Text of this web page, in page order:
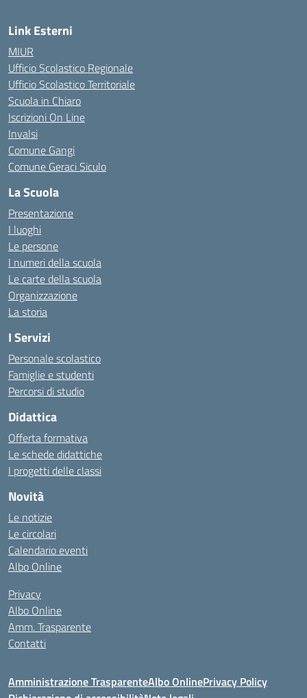
Link Esterni
MIUR
Ufficio Scolastico Regionale
Ufficio Scolastico Territoriale
Scuola in Chiaro
Iscrizioni On Line
Invalsi
Comune Gangi
Comune Geraci Siculo
La Scuola
Presentazione
I luoghi
Le persone
I numeri della scuola
Le carte della scuola
Organizzazione
La storia
I Servizi
Personale scolastico
Famiglie e studenti
Percorsi di studio
Didattica
Offerta formativa
Le schede didattiche
I progetti delle classi
Novità
Le notizie
Le circolari
Calendario eventi
Albo Online
Privacy
Albo Online
Amm. Trasparente
Contatti
Amministrazione TrasparenteAlbo OnlinePrivacy Policy